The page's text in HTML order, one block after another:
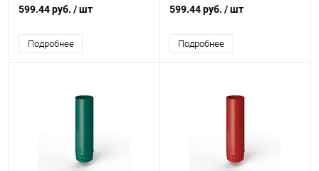
ф125х1250мм RAL 1014
599.44 руб. / шт
Подробнее
ф125х1250мм RAL 2012
599.44 руб. / шт
Подробнее